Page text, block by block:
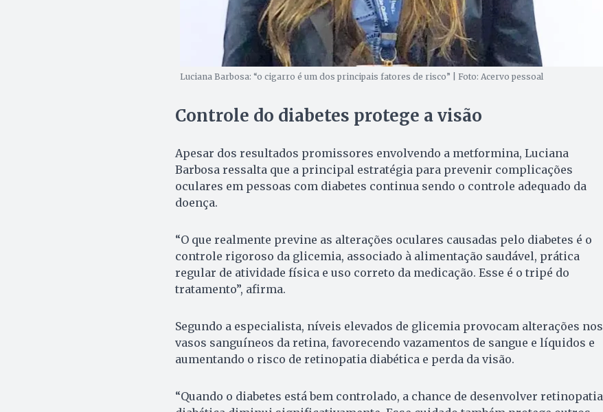
Luciana Barbosa: “o cigarro é um dos principais fatores de risco” | Foto: Acervo pessoal
Controle do diabetes protege a visão
Apesar dos resultados promissores envolvendo a metformina, Luciana
Barbosa ressalta que a principal estratégia para prevenir complicações
oculares em pessoas com diabetes continua sendo o controle adequado da
doença.
“O que realmente previne as alterações oculares causadas pelo diabetes é o
controle rigoroso da glicemia, associado à alimentação saudável, prática
regular de atividade física e uso correto da medicação. Esse é o tripé do
tratamento”, afirma.
Segundo a especialista, níveis elevados de glicemia provocam alterações nos
vasos sanguíneos da retina, favorecendo vazamentos de sangue e líquidos e
aumentando o risco de retinopatia diabética e perda da visão.
“Quando o diabetes está bem controlado, a chance de desenvolver retinopatia